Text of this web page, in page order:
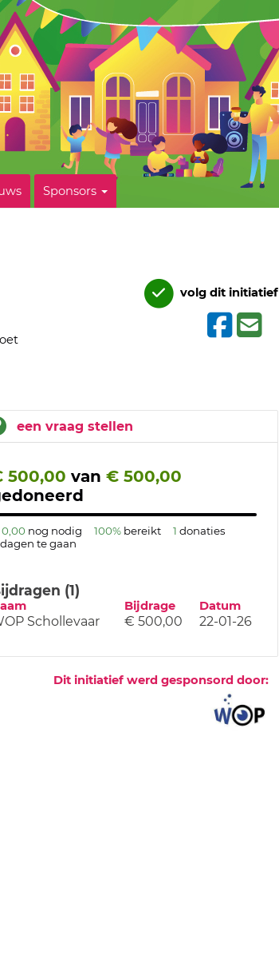
Sponsors
volg dit initiatief
een vraag stellen
500,00 van € 500,00
nog nodig 100% bereikt 1 donaties
dagen te gaan
(1)
Bijdrage Datum
Schollevaar € 500,00 22-01-26
Dit initiatief werd gesponsord door: